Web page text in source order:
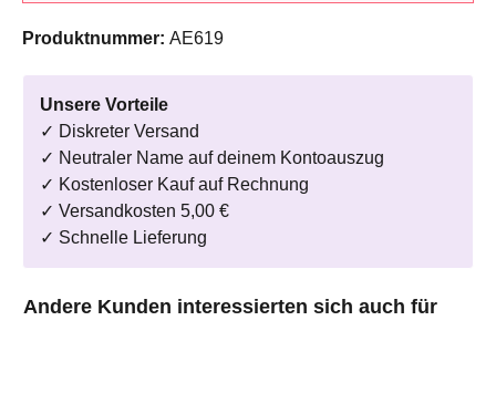
Produktnummer: AE619
Unsere Vorteile
✓ Diskreter Versand
✓ Neutraler Name auf deinem Kontoauszug
✓ Kostenloser Kauf auf Rechnung
✓ Versandkosten 5,00 €
✓ Schnelle Lieferung
Produktgalerie überspringen
Andere Kunden interessierten sich auch für